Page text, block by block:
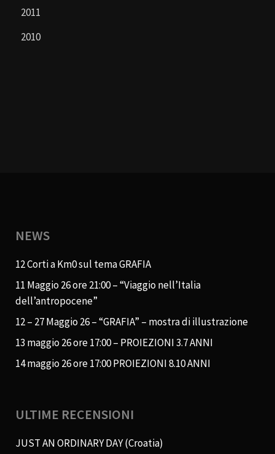
2011
2010
NEWS
12 Corti a Km0 sul tema GRAFIA
11 Maggio 26 ore 21:00 – “Viaggio nell’Italia
dell’antropocene”
12 – 27 Maggio 26 – “GRAFIA” – mostra di illustrazione
13 maggio 26 ore 17:00 – PROIEZIONI 3.7 ANNI
14 maggio 26 ore 17:00 PROIEZIONI 8.10 ANNI
ULTIME RECENSIONI
JUST AN ORDINARY DAY (Croatia)